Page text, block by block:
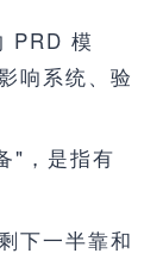
PRD 模
响系统、验
"，是指有
下一半靠和